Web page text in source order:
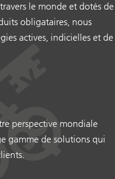
le monde et dotés de
obligataires, nous
actives, indicielles et de
perspective mondiale
gamme de solutions qui